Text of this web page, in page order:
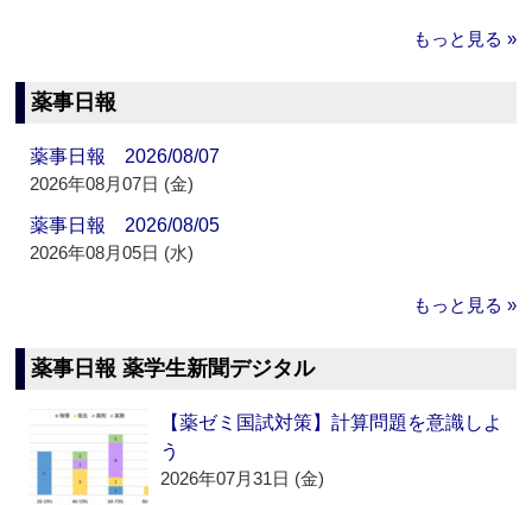
もっと見る »
薬事日報
薬事日報 2026/08/07
2026年08月07日 (金)
薬事日報 2026/08/05
2026年08月05日 (水)
もっと見る »
薬事日報 薬学生新聞デジタル
【薬ゼミ国試対策】計算問題を意識しよ
う
2026年07月31日 (金)